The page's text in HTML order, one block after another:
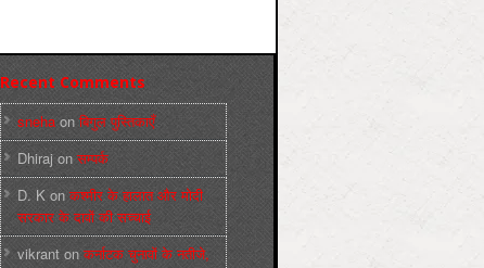
Recent Comments
snehaonबिगुल पुस्तिकाएँ
Dhirajon सम्पर्क
D. Konकश्मीर के हालात और मोदी
सरकार के दावों की सच्चाई
vikrantonकर्नाटक चुनावों के नतीजे,